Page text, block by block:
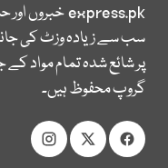
express.pkخبروں
سب سے زیادہ وزٹ کی
پر شائع شدہ تمام مواد
گروپ محفوظ ہیں۔